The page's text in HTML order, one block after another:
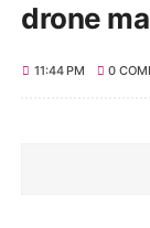
drone
11:44 PM 0